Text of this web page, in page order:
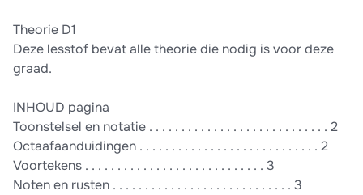
Theorie D1
Deze lesstof bevat alle theorie die nodig is voor deze
graad.
INHOUD pagina
Toonstelsel en notatie . . . . . . . . . . . . . . . . . . . . . . . . . . . . 2
Octaafaanduidingen . . . . . . . . . . . . . . . . . . . . . . . . . . . . 2
Voortekens . . . . . . . . . . . . . . . . . . . . . . . . . . . . 3
Noten en rusten . . . . . . . . . . . . . . . . . . . . . . . . . . . . 3